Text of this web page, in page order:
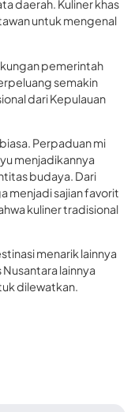
daerah. Kuliner khas
untuk mengenal
pemerintah
semakin
dari Kepulauan
Perpaduan mi
menjadikannya
budaya. Dari
menjadi sajian favorit
kuliner tradisional
menarik lainnya
lainnya
dilewatkan.